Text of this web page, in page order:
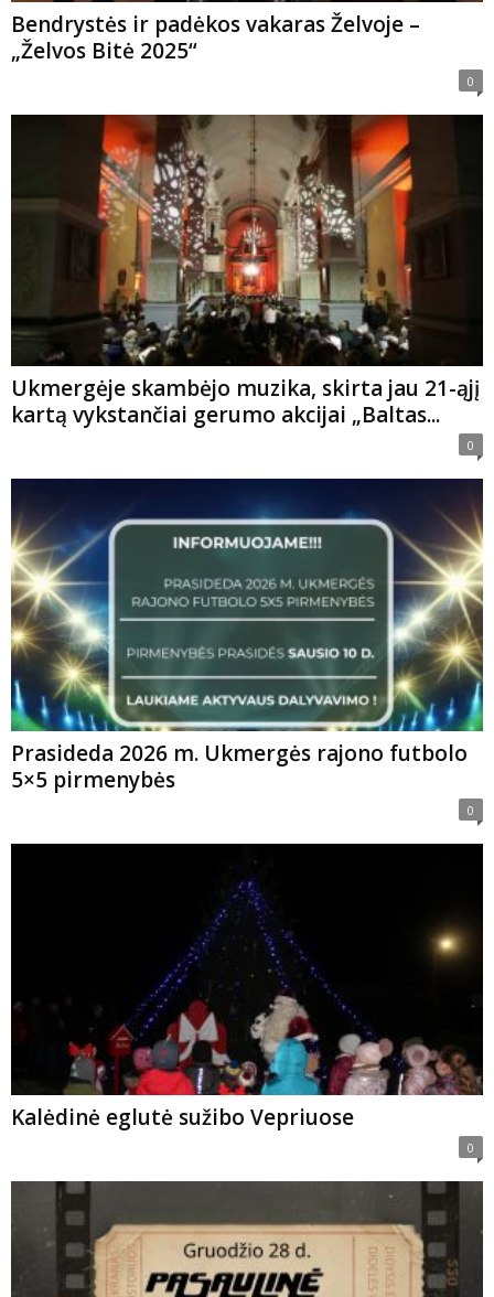
Bendrystės ir padėkos vakaras Želvoje –
„Želvos Bitė 2025“
0
Ukmergėje skambėjo muzika, skirta jau 21-ąjį
kartą vykstančiai gerumo akcijai „Baltas...
0
Prasideda 2026 m. Ukmergės rajono futbolo
5×5 pirmenybės
0
Kalėdinė eglutė sužibo Vepriuose
0